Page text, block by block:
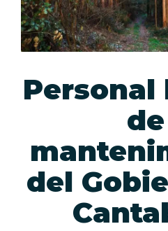
Personal
de
del